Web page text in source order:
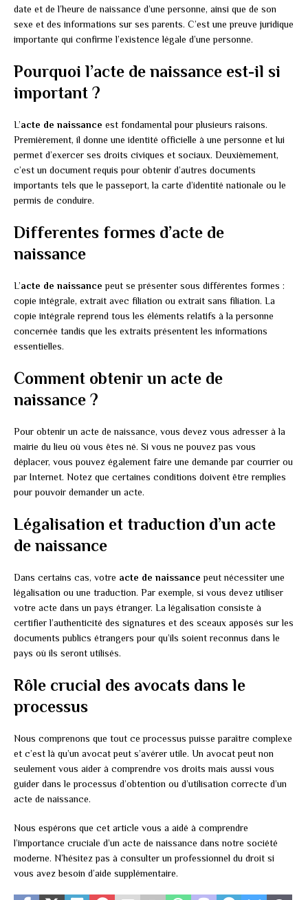
date et de l’heure de naissance d’une personne, ainsi que de son
sexe et des informations sur ses parents. C’est une preuve juridique
importante qui confirme l’existence légale d’une personne.
Pourquoi l’acte de naissance est-il si
important ?
L’acte de naissance est fondamental pour plusieurs raisons.
Premièrement, il donne une identité officielle à une personne et lui
permet d’exercer ses droits civiques et sociaux. Deuxièmement,
c’est un document requis pour obtenir d’autres documents
importants tels que le passeport, la carte d’identité nationale ou le
permis de conduire.
Differentes formes d’acte de
naissance
L’acte de naissance peut se présenter sous différentes formes :
copie intégrale, extrait avec filiation ou extrait sans filiation. La
copie intégrale reprend tous les éléments relatifs à la personne
concernée tandis que les extraits présentent les informations
essentielles.
Comment obtenir un acte de
naissance ?
Pour obtenir un acte de naissance, vous devez vous adresser à la
mairie du lieu où vous êtes né. Si vous ne pouvez pas vous
déplacer, vous pouvez également faire une demande par courrier ou
par Internet. Notez que certaines conditions doivent être remplies
pour pouvoir demander un acte.
Légalisation et traduction d’un acte
de naissance
Dans certains cas, votre acte de naissance peut nécessiter une
légalisation ou une traduction. Par exemple, si vous devez utiliser
votre acte dans un pays étranger. La légalisation consiste à
certifier l’authenticité des signatures et des sceaux apposés sur les
documents publics étrangers pour qu’ils soient reconnus dans le
pays où ils seront utilisés.
Rôle crucial des avocats dans le
processus
Nous comprenons que tout ce processus puisse paraître complexe
et c’est là qu’un avocat peut s’avérer utile. Un avocat peut non
seulement vous aider à comprendre vos droits mais aussi vous
guider dans le processus d’obtention ou d’utilisation correcte d’un
acte de naissance.
Nous espérons que cet article vous a aidé à comprendre
l’importance cruciale d’un acte de naissance dans notre société
moderne. N’hésitez pas à consulter un professionnel du droit si
vous avez besoin d’aide supplémentaire.